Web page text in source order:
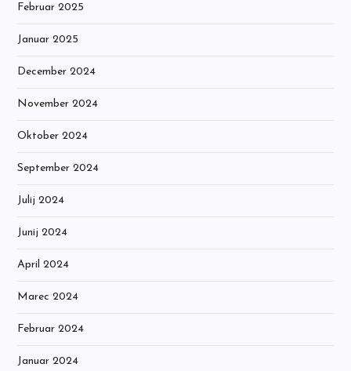
Februar 2025
Januar 2025
December 2024
November 2024
Oktober 2024
September 2024
Julij 2024
Junij 2024
April 2024
Marec 2024
Februar 2024
Januar 2024